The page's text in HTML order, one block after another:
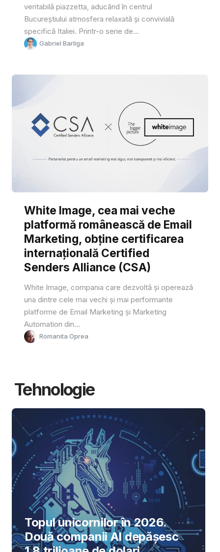
veritabilă piazzetta, aducând în centrul
Bucureștiului atmosfera relaxată și convivială
specifică Italiei. Printr-o serie de...
Gabriel Barliga
White Image, cea mai veche
platformă românească de Email
Marketing, obține certificarea
internațională Certified
Senders Alliance (CSA)
White Image, compania care dezvoltă și operează
una dintre cele mai vechi și mai performante
platforme de Email Marketing și Marketing
Automation din...
Romanita Oprea
Tehnologie
Topul unicornilor în 2026.
Două companii AI depășesc